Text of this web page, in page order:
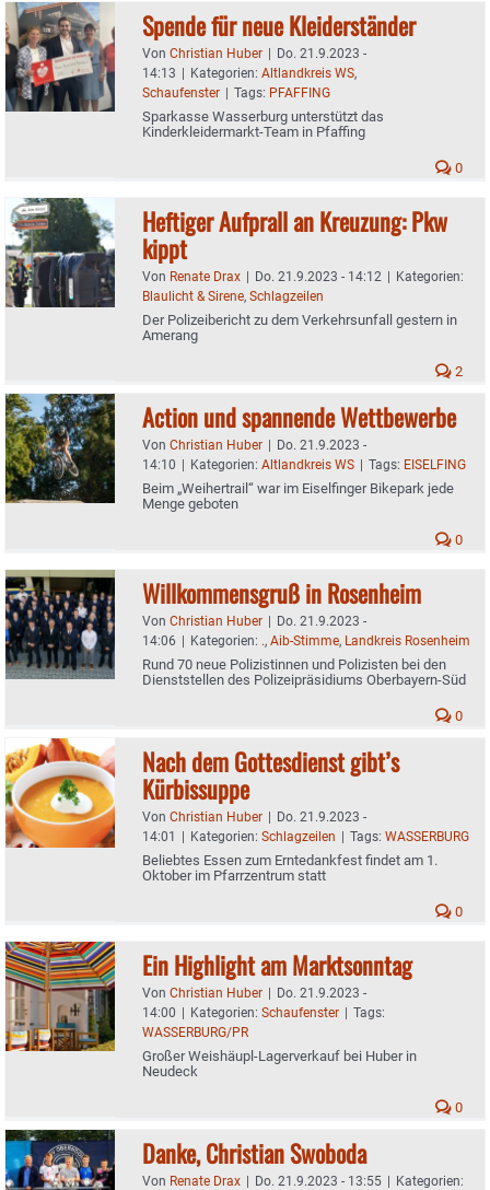
Spende für neue Kleiderständer
Von Christian Huber | Do. 21.9.2023 -
14:13 | Kategorien: Altlandkreis WS,
Schaufenster | Tags: PFAFFING
Sparkasse Wasserburg unterstützt das
Kinderkleidermarkt-Team in Pfaffing
0
Heftiger Aufprall an Kreuzung: Pkw
kippt
Von Renate Drax | Do. 21.9.2023 - 14:12 | Kategorien:
Blaulicht & Sirene, Schlagzeilen
Der Polizeibericht zu dem Verkehrsunfall gestern in
Amerang
2
Action und spannende Wettbewerbe
Von Christian Huber | Do. 21.9.2023 -
14:10 | Kategorien: Altlandkreis WS | Tags: EISELFING
Beim „Weihertrail“ war im Eiselfinger Bikepark jede
Menge geboten
0
Willkommensgruß in Rosenheim
Von Christian Huber | Do. 21.9.2023 -
14:06 | Kategorien: ., Aib-Stimme, Landkreis Rosenheim
Rund 70 neue Polizistinnen und Polizisten bei den
Dienststellen des Polizeipräsidiums Oberbayern-Süd
0
Nach dem Gottesdienst gibt’s
Kürbissuppe
Von Christian Huber | Do. 21.9.2023 -
14:01 | Kategorien: Schlagzeilen | Tags: WASSERBURG
Beliebtes Essen zum Erntedankfest findet am 1.
Oktober im Pfarrzentrum statt
0
Ein Highlight am Marktsonntag
Von Christian Huber | Do. 21.9.2023 -
14:00 | Kategorien: Schaufenster | Tags:
WASSERBURG/PR
Großer Weishäupl-Lagerverkauf bei Huber in
Neudeck
0
Danke, Christian Swoboda
Von Renate Drax | Do. 21.9.2023 - 13:55 | Kategorien: